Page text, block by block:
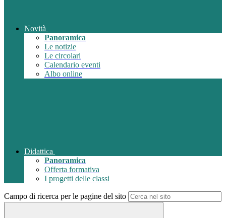
Novità
Panoramica
Le notizie
Le circolari
Calendario eventi
Albo online
Didattica
Panoramica
Offerta formativa
I progetti delle classi
Campo di ricerca per le pagine del sito